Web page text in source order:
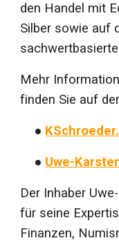
den Handel mit
Silber sowie auf
Mehr
finden Sie auf
●
● Uwe-
Der Inhaber
für seine
Finanzen,